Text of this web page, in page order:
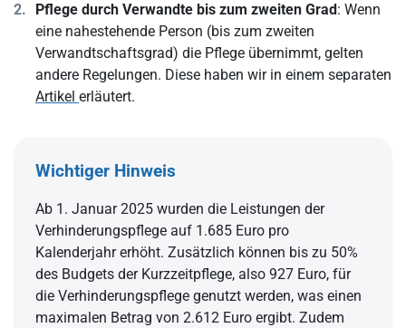
Pflege durch Verwandte bis zum zweiten Grad : Wenn
eine nahestehende Person (bis zum zweiten
Verwandtschaftsgrad) die Pflege übernimmt, gelten
andere Regelungen. Diese haben wir in einem separaten
Artikel erläutert.
Wichtiger Hinweis
Ab 1. Januar 2025 wurden die Leistungen der
Verhinderungspflege auf 1.685 Euro pro
Kalenderjahr erhöht. Zusätzlich können bis zu 50%
des Budgets der Kurzzeitpflege, also 927 Euro, für
die Verhinderungspflege genutzt werden, was einen
maximalen Betrag von 2.612 Euro ergibt. Zudem